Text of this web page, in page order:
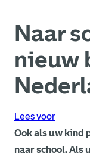
Naar
nieuw
Lees voor
Ook als uw kind
naar school. Als